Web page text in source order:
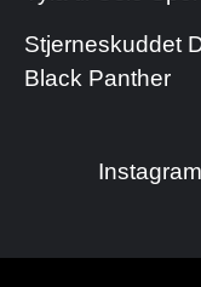
Stjerneskuddet
Black Panther
Instagram